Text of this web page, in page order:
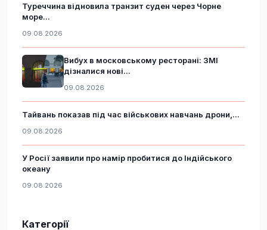
Туреччина відновила транзит суден через Чорне
море...
09.08.2026
Вибух в московському ресторані: ЗМІ
дізналися нові...
09.08.2026
Тайвань показав під час військових навчань дрони,...
09.08.2026
У Росії заявили про намір пробитися до Індійського
океану
09.08.2026
Категорії